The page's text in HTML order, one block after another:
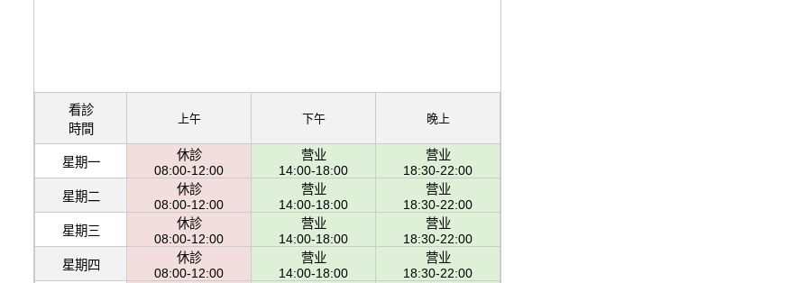
看診
時間
上午 下午 晚上
星期一
休診
08:00-12:00
营业
14:00-18:00
营业
18:30-22:00
星期二
休診
08:00-12:00
营业
14:00-18:00
营业
18:30-22:00
星期三
休診
08:00-12:00
营业
14:00-18:00
营业
18:30-22:00
星期四
休診
08:00-12:00
营业
14:00-18:00
营业
18:30-22:00